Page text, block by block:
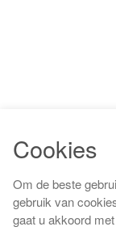
Cookies
Om de beste
gebruik van
gaat u akkoord